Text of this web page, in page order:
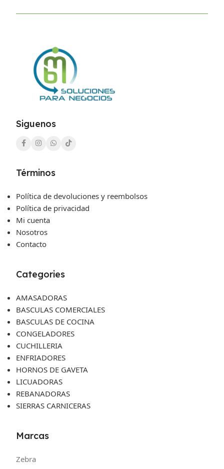
Siguenos
Términos
Política de devoluciones y reembolsos
Política de privacidad
Mi cuenta
Nosotros
Contacto
Categories
AMASADORAS
BASCULAS COMERCIALES
BASCULAS DE COCINA
CONGELADORES
CUCHILLERIA
ENFRIADORES
HORNOS DE GAVETA
LICUADORAS
REBANADORAS
SIERRAS CARNICERAS
Marcas
Zebra